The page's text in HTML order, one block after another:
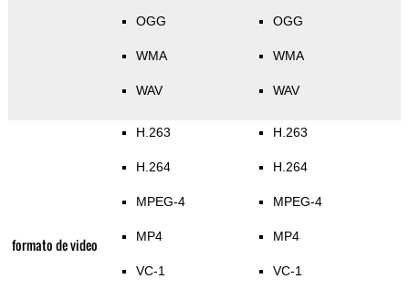
OGG
WMA
WAV
OGG
WMA
WAV
formato de video
H.263
H.264
MPEG-4
MP4
VC-1
H.263
H.264
MPEG-4
MP4
VC-1